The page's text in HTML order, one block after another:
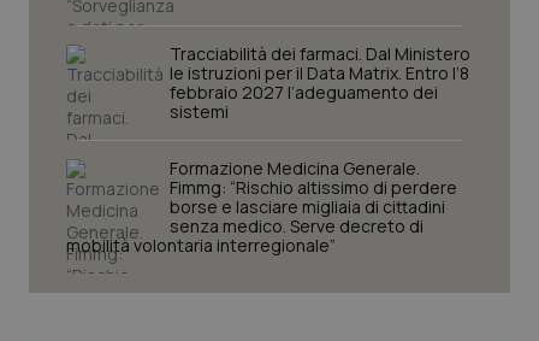
Tracciabilità dei farmaci. Dal Ministero
le istruzioni per il Data Matrix. Entro l’8
febbraio 2027 l’adeguamento dei
sistemi
Formazione Medicina Generale.
Fimmg: “Rischio altissimo di perdere
borse e lasciare migliaia di cittadini
senza medico. Serve decreto di
mobilità volontaria interregionale”
I cookie necessari contribuiscono a rendere fruibile il
sito web abilitandone funzionalità di base quali la
navigazione sulle pagine e l'accesso alle aree
protette del sito. Il sito web non è in grado di
funzionare correttamente senza questi cookie.
Fornitore/ Dominio
VISITOR_PRIVACY_METADATA
YouTube
.youtube.com